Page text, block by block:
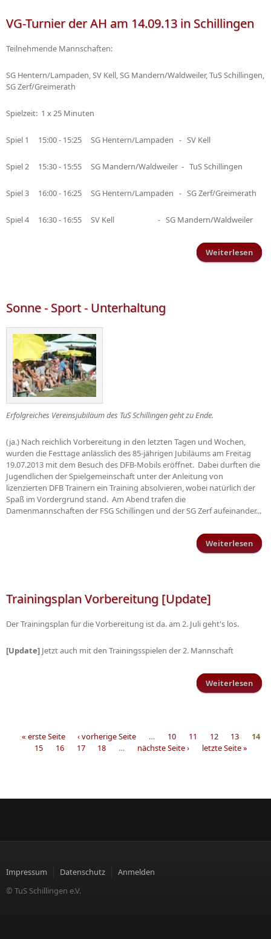
VG-Turnier der AH am 14.09.13 in Schillingen
Teilnehmende Mannschaften:
SG Hentern/Lampaden, SV Kell, SG Mandern/Waldweiler, TuS Schillingen,
SG Zerf/Greimerath
Spielzeit: 1 x 25 Minuten
Spiel 1 15:00 - 15:25 SG Hentern/Lampaden - SV Kell
Spiel 2 15:30 - 15:55 SG Mandern/Waldweiler - TuS Schillingen
Spiel 3 16:00 - 16:25 SG Hentern/Lampaden - SG Zerf/Greimerath
Spiel 4 16:30 - 16:55 SV Kell - SG Mandern/Waldweiler
Weiterlesen
Sonne - Sport - Unterhaltung
Erfolgreiches Vereinsjubiläum des TuS Schillingen geht zu Ende.
(ja.) Nach reichlich Vorbereitung in den letzten Tagen und Wochen,
wurden die Festtage anlässlich des 85-jährigen Jubiläums am Freitag
19.07.2013 mit dem Besuch des DFB-Mobils eröffnet. Dabei durften die
Jugendlichen der Spielgemeinschaft unter der Anleitung von
lizenzierten DFB Trainern ein Training absolvieren, wobei natürlich der
Spaß im Vordergrund stand. Am Abend trafen die
Damenmannschaften der FSG Schillingen und der SG Zerf aufeinander...
Weiterlesen
Trainingsplan Vorbereitung [Update]
Der Trainingsplan für die Vorbereitung ist da. am 2. Juli geht's los.
[Update] Jetzt auch mit den Trainingsspielen der 2. Mannschaft
Weiterlesen
Seiten
« erste Seite ‹ vorherige Seite … 10 11 12 13
14
15
16 17 18 … nächste Seite › letzte Seite »
Impressum Datenschutz
Anmelden
© TuS Schillingen e.V.